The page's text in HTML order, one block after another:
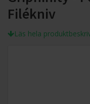
Filékniv
Läs hela